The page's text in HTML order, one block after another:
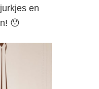
chocola
en
😯